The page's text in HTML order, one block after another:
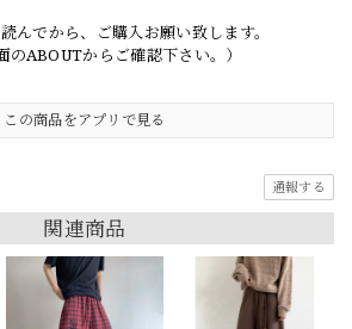
んでから、ご購入お願い致します。
のABOUTからご確認下さい。）
この商品をアプリで見る
通報する
関連商品